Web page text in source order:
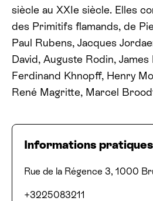
siècle au XXIe siècle. Elles
des Primitifs flamands, de
Paul Rubens, Jacques
David, Auguste Rodin, James
Ferdinand Khnopff, Henry
René Magritte, Marcel
Informations pratiques
Adresse
Rue de la Régence 3, 1000
Numéro de téléphone
+3225083211
Email
Site web
Réseaux sociaux